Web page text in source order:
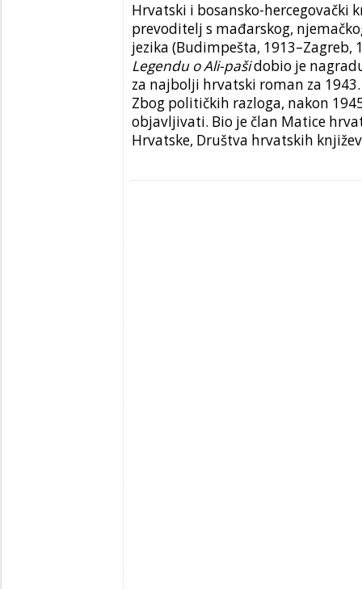
Hrvatski i bosansko-hercegovački
prevoditelj s mađarskog,
jezika (Budimpešta, 1913–Zagreb,
Legendu o Ali-pašidobio je
za najbolji hrvatski roman za
Zbog političkih razloga, nakon
objavljivati. Bio je član Matice
Hrvatske, Društva hrvatskih